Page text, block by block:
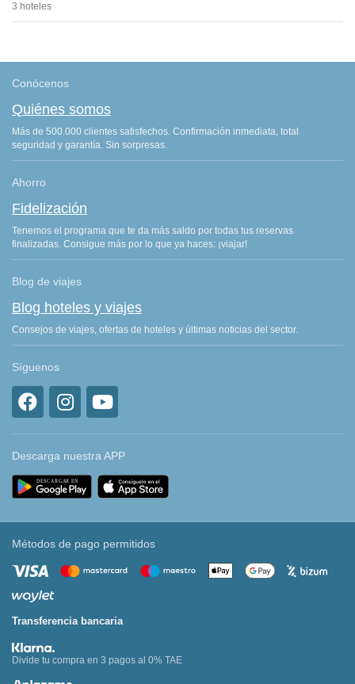
3 hoteles
Conócenos
Quiénes somos
Más de 500.000 clientes satisfechos. Confirmación inmediata, total
seguridad y garantía. Sin sorpresas.
Ahorro
Fidelización
Tenemos el programa que te da más saldo por todas tus reservas
finalizadas. Consigue más por lo que ya haces: ¡viajar!
Blog de viajes
Blog hoteles y viajes
Consejos de viajes, ofertas de hoteles y últimas noticias del sector.
Síguenos
Descarga nuestra APP
Métodos de pago permitidos
Transferencia bancaria
Divide tu compra en 3 pagos al 0% TAE